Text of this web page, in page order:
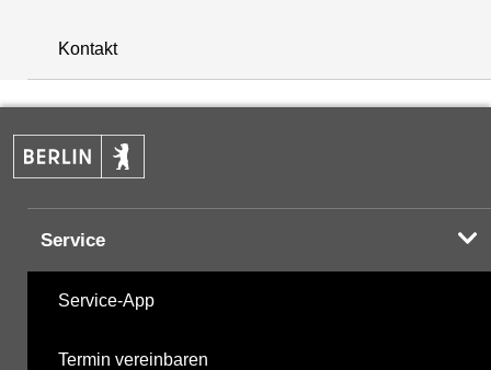
+
−
Kontakt
Service
Service-App
Termin vereinbaren